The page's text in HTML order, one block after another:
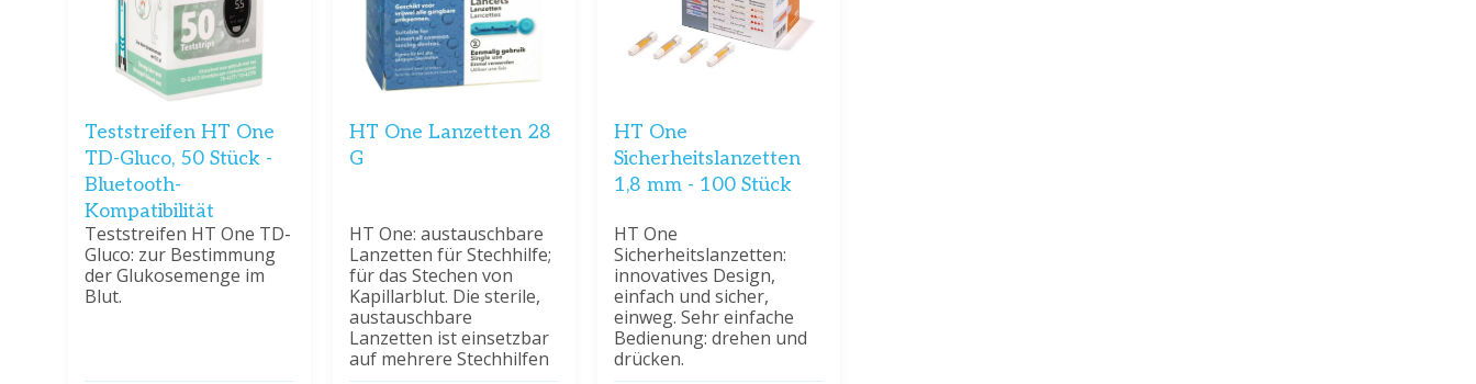
Teststreifen HT One
TD-Gluco, 50 Stück -
Bluetooth-
Kompatibilität
Teststreifen HT One TD-
Gluco: zur Bestimmung
der Glukosemenge im
Blut.
HT One Lanzetten 28
G
HT One: austauschbare
Lanzetten für Stechhilfe;
für das Stechen von
Kapillarblut. Die sterile,
austauschbare
Lanzetten ist einsetzbar
auf mehrere Stechhilfen
HT One
Sicherheitslanzetten
1,8 mm - 100 Stück
HT One
Sicherheitslanzetten:
innovatives Design,
einfach und sicher,
einweg. Sehr einfache
Bedienung: drehen und
drücken.